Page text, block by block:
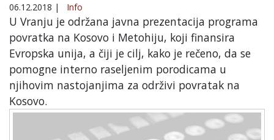
06.12.2018 | Info
U Vranju je održana javna prezentacija programa
povratka na Kosovo i Metohiju, koji finansira
Evropska unija, a čiji je cilj, kako je rečeno, da se
pomogne interno raseljenim porodicama u
njihovim nastojanjima za održivi povratak na
Kosovo.